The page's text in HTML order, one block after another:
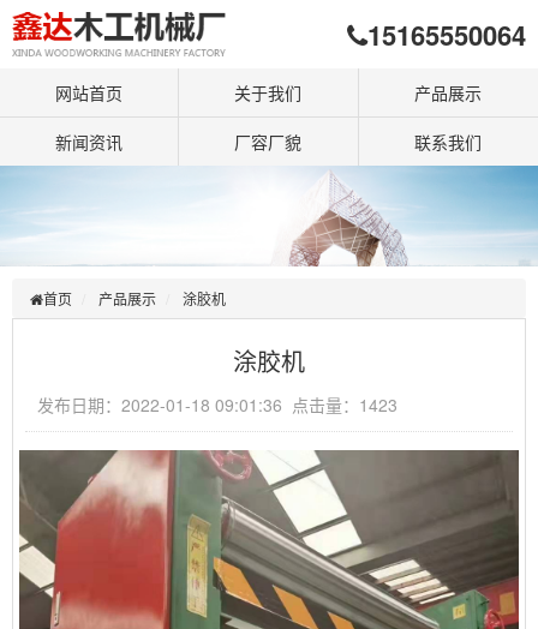
15165550064
网站首页 关于我们 产品展示
新闻资讯 厂容厂貌 联系我们
首页 产品展示 涂胶机
涂胶机
发布日期：2022-01-18 09:01:36 点击量：1423